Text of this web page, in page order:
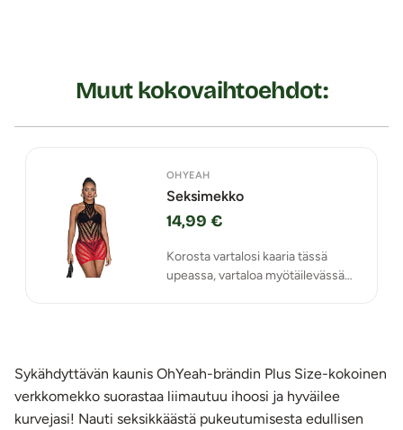
Muut kokovaihtoehdot:
OHYEAH
Seksimekko
14,99 €
Korosta vartalosi kaaria tässä
upeassa, vartaloa myötäilevässä
Sykähdyttävän kaunis OhYeah-brändin Plus Size-kokoinen
verkkomekko suorastaa liimautuu ihoosi ja hyväilee
kurvejasi! Nauti seksikkäästä pukeutumisesta edullisen